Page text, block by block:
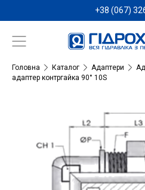
+38 (067)
Головна Каталог Адаптери
адаптер контргайка 90° 10S